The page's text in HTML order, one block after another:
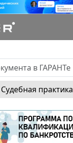
Судебная практика